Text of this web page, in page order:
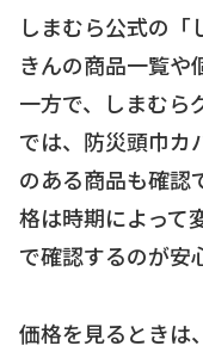
しまむら公式の
きんの商品一覧や
一方で、しまむら
では、防災頭巾カ
のある商品も確認
格は時期によって
で確認するのが安
価格を見るときは